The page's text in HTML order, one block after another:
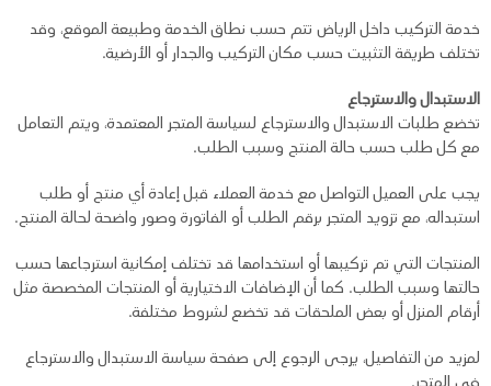
خدمة التركيب داخل الرياض تتم حسب نطاق الخدمة وطبيعة الموقع، وقد
تختلف طريقة التثبيت حسب مكان التركيب والجدار أو الأرضية.
الاستبدال والاسترجاع
تخضع طلبات الاستبدال والاسترجاع لسياسة المتجر المعتمدة، ويتم التعامل
مع كل طلب حسب حالة المنتج وسبب الطلب.
يجب على العميل التواصل مع خدمة العملاء قبل إعادة أي منتج أو طلب
استبداله، مع تزويد المتجر برقم الطلب أو الفاتورة وصور واضحة لحالة المنتج.
المنتجات التي تم تركيبها أو استخدامها قد تختلف إمكانية استرجاعها حسب
حالتها وسبب الطلب. كما أن الإضافات الاختيارية أو المنتجات المخصصة مثل
أرقام المنزل أو بعض الملحقات قد تخضع لشروط مختلفة.
لمزيد من التفاصيل، يرجى الرجوع إلى صفحة سياسة الاستبدال والاسترجاع